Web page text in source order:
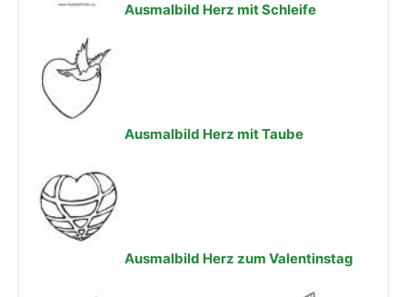
Ausmalbild Herz mit Schleife
Ausmalbild Herz mit Taube
Ausmalbild Herz zum Valentinstag